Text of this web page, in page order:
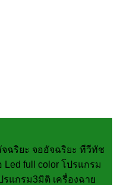
ฉริยะ จออัจฉริยะ ทีวีทัช
full color โปรแกรม
แกรม3มิติ เครื่องฉาย